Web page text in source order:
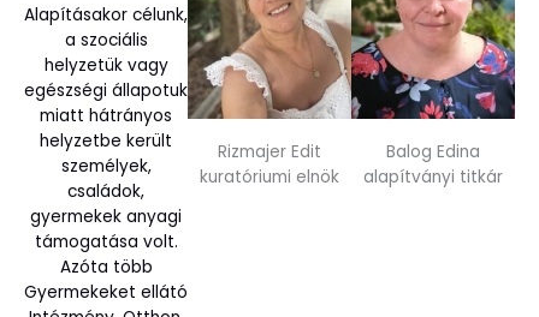
Alapításakor célunk,
a szociális
helyzetük vagy
egészségi állapotuk
miatt hátrányos
helyzetbe került
személyek,
családok,
gyermekek anyagi
támogatása volt.
Azóta több
Gyermekeket ellátó
Rizmajer Edit
kuratóriumi elnök
Balog Edina
alapítványi titkár